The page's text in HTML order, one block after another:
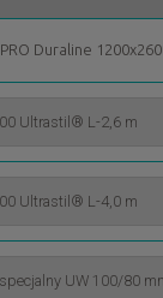
PRO Duraline